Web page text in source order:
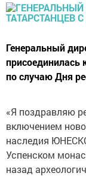
Генеральный
присоединилась
по случаю Дня
«Я поздравляю
включением
наследия
Успенском
назад